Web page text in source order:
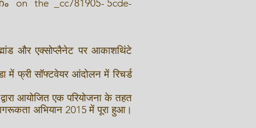
on the _cc781905- 5cde-
और एक्सोप्लैनेट पर आकाशथिंटे
फ्री सॉफ्टवेयर आंदोलन में रिचर्ड
आयोजित एक परियोजना के तहत
अभियान 2015 में पूरा हुआ।